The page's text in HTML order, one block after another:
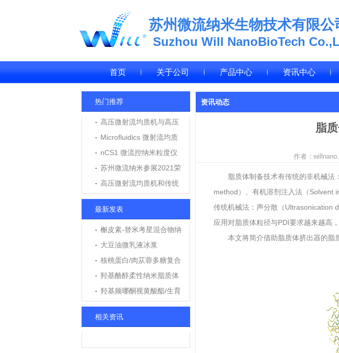
苏州微流纳米生物技术有限公
Suzhou Will NanoBioTech
首页 关于公司 产品中心 资讯中心
热门推荐
高压微射流均质机与高压
均质机在纳米乳、脂质体
制备中的应用与区别
Microfluidics 微射流均质
机M7250维修报告
nCS1 微流控纳米粒度仪
应用于LNP脂质纳米粒粒
径与浓度测定
苏州微流纳米参展2021荣
格个人护理技术高峰论坛
高压微射流均质机和传统
高压均质机用户使用评价
最新发表
槲皮素-替米考星混合物纳
米粒
大豆油微乳液冰浆
核桃蛋白/肉苁蓉多糖复合
纳米颗粒
羟基酪醇柔性纳米脂质体
羟基频哪酮视黄酸酯/生育
酚乙酸酯纳米乳
相关资讯
资讯动态
脂
作者：
脂质体制备技术有传统的非机械
method）、有机溶剂注入法（Solvent
传统机械法：声分散（Ultrasonication
应用对脂质体粒径与PDI要求越来越高
本文将简介借助脂质体挤出器的脂